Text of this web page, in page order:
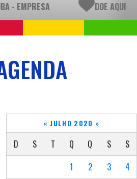
- EMPRESA DOE AQUI
« JULHO 2020 »
D S T Q Q S
S
1
2 3
4